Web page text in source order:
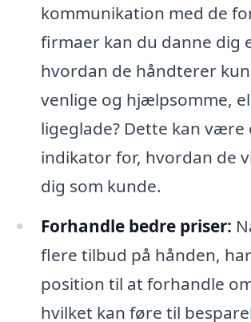
kommunikation med de
firmaer kan du danne dig
hvordan de håndterer
venlige og hjælpsomme,
ligeglade? Dette kan være
indikator for, hvordan de
dig som kunde.
Forhandle bedre priser:
flere tilbud på hånden,
position til at forhandle
hvilket kan føre til